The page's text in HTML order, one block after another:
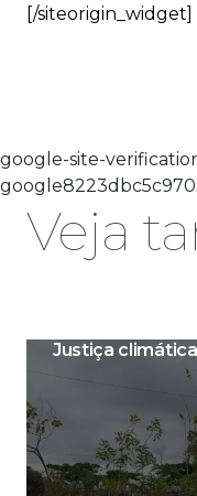
[/siteorigin_widget]
google-site-
Veja
Justiça